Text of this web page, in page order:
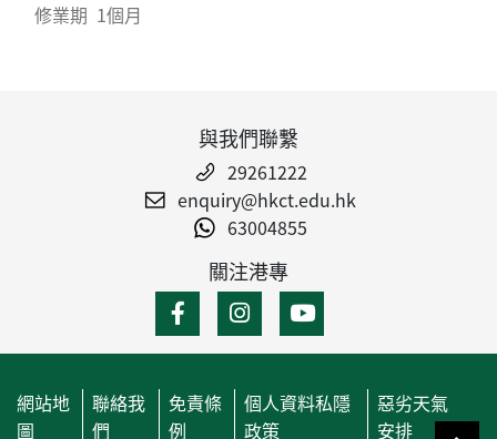
修業期 1個月
與我們聯繫
29261222
enquiry@hkct.edu.hk
63004855
關注港專
網站地
圖
聯絡我
們
免責條
例
個人資料私隱
政策
惡劣天氣
安排